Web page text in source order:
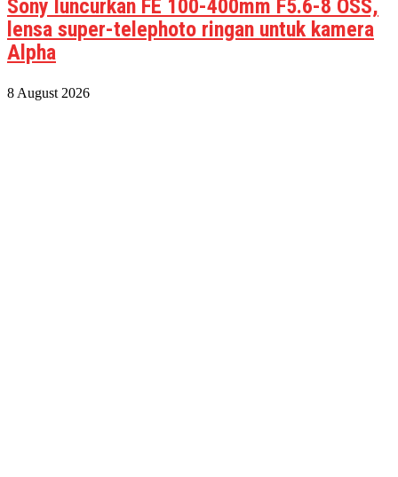
Sony luncurkan FE 100-400mm F5.6-8 OSS,
lensa super-telephoto ringan untuk kamera
Alpha
8 August 2026